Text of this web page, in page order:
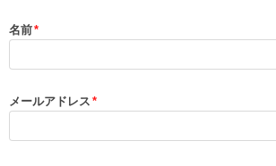
名前*
メールアドレス *